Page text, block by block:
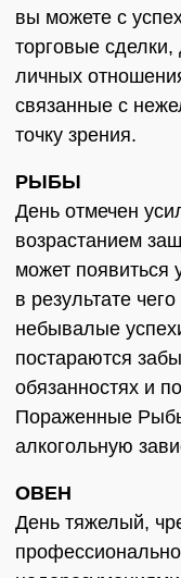
вы можете с
торговые
личных
связанные с
точку зрения.
РЫБЫ
День отмечен
возрастанием
может появиться
в результате
небывалые
постараются
обязанностях и
Пораженные
алкогольную
ОВЕН
День тяжелый,